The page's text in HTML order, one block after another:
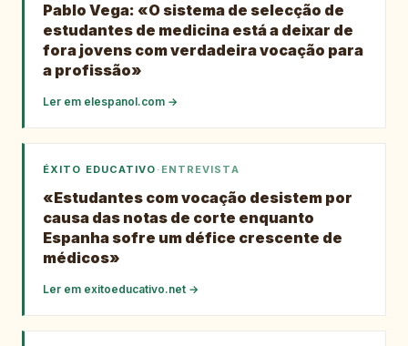
Pablo Vega: «O sistema de selecção de
estudantes de medicina está a deixar de
fora jovens com verdadeira vocação para
a profissão»
Ler em elespanol.com →
ÉXITO EDUCATIVO · ENTREVISTA
«Estudantes com vocação desistem por
causa das notas de corte enquanto
Espanha sofre um défice crescente de
médicos»
Ler em exitoeducativo.net →